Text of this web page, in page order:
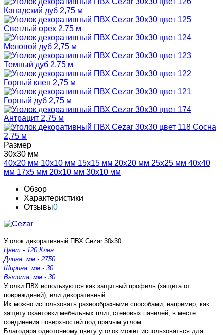
Размер
30х30 мм
40х20 мм 10х10 мм 15х15 мм 20х20 мм 25х25 мм 40х40
мм 17х5 мм 20х10 мм 30х10 мм
Обзор
Характеристики
Отзывы0
Уголок декоративный ПВХ Cezar 30х30
Цвет - 120 Клен
Длина, мм - 2750
Ширина, мм - 30
Высота, мм - 30
Уголки ПВХ используются как защитный профиль (защита от
повреждений), или декоративный.
Их можно использовать разнообразными способами, например, как
защиту окантовки мебельных плит, стеновых панелей, в месте
соединения поверхностей под прямым углом.
Благодаря однотонному цвету уголок может использоваться для